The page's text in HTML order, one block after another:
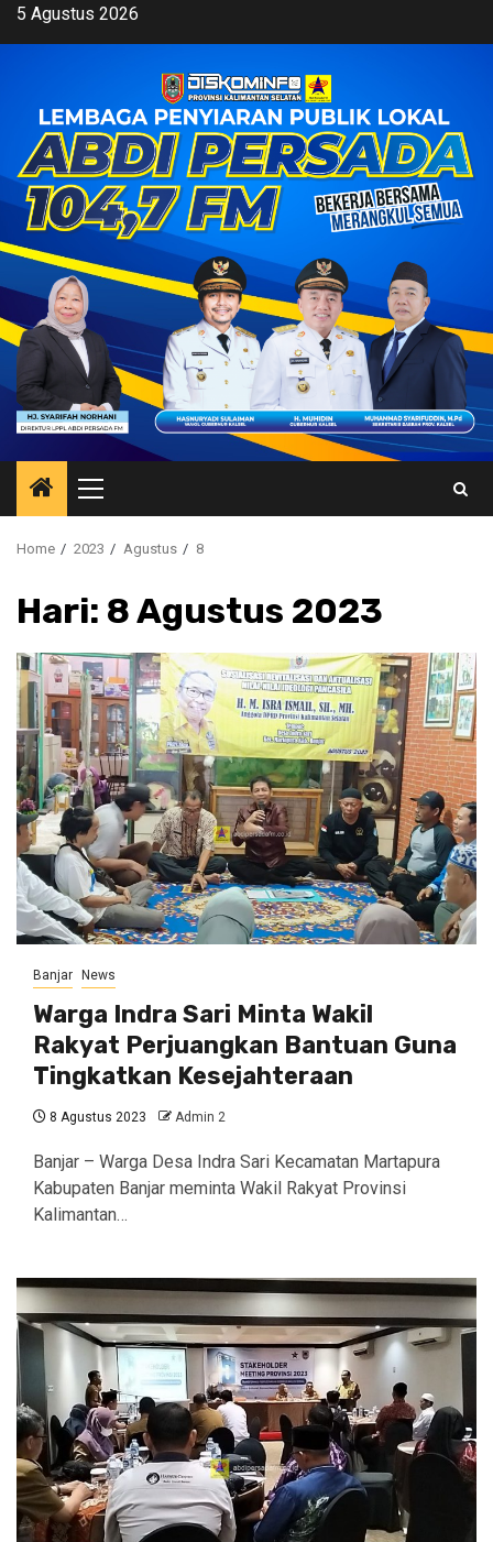
Skip5 Agustus 2026
Primary
Menu
Home 2023 Agustus 8
Hari: 8 Agustus 2023
Banjar News
Warga Indra Sari Minta Wakil
Rakyat Perjuangkan Bantuan Guna
Tingkatkan Kesejahteraan
8 Agustus 2023 Admin 2
Banjar – Warga Desa Indra Sari Kecamatan Martapura
Kabupaten Banjar meminta Wakil Rakyat Provinsi
Kalimantan…